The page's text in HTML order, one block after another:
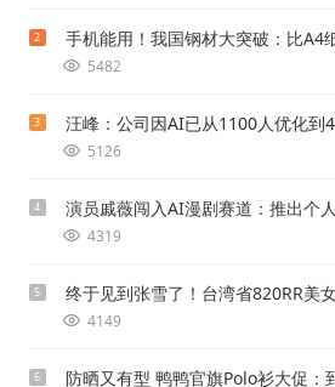
2 手机能用！我国钢材大突破：比A4
5482
3 汪峰：公司因AI已从1100人优化到
5126
4 演员戚薇闯入AI漫剧赛道：推出个
4319
5 终于见到张雪了！台湾省820RR美
4149
6 防晒又有型 鸭鸭官旗Polo衫大促：